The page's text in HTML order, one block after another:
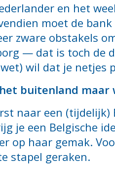
en het
moet de
zware obstakels
— dat is toch de
wil dat je netjes
buitenland maar
naar een
je een Belgische
op haar gemak.
stapel geraken.